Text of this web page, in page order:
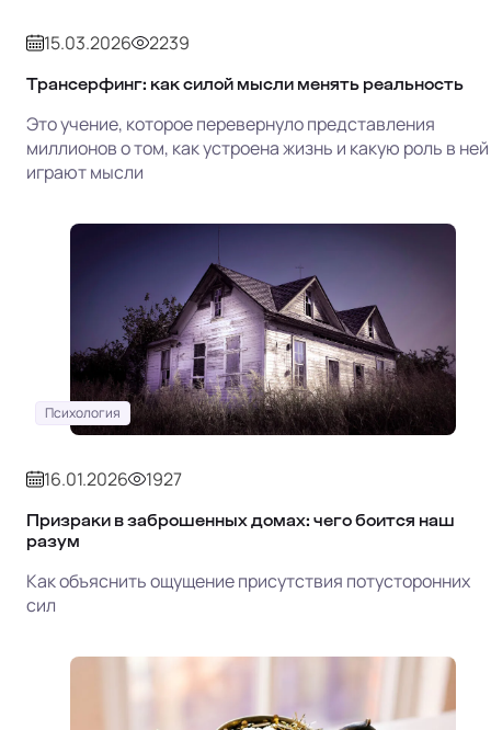
15.03.2026 2239
Трансерфинг: как силой мысли менять реальность
Это учение, которое перевернуло представления
миллионов о том, как устроена жизнь и какую роль в ней
играют мысли
Психология
16.01.2026 1927
Призраки в заброшенных домах: чего боится наш
разум
Как объяснить ощущение присутствия потусторонних
сил